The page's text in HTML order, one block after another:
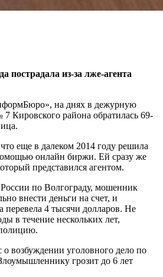
пострадала из-за лже-агента
на днях в дежурную
Кировского района обратилась 69-
еще в далеком 2014 году решила
онлайн биржи. Ей сразу же
представился агентом.
по Волгограду, мошенник
внести деньги на счет, и
перевела 4 тысячи долларов. Не
в течение нескольких лет,
о возбуждении уголовного дело по
грозит до 6 лет